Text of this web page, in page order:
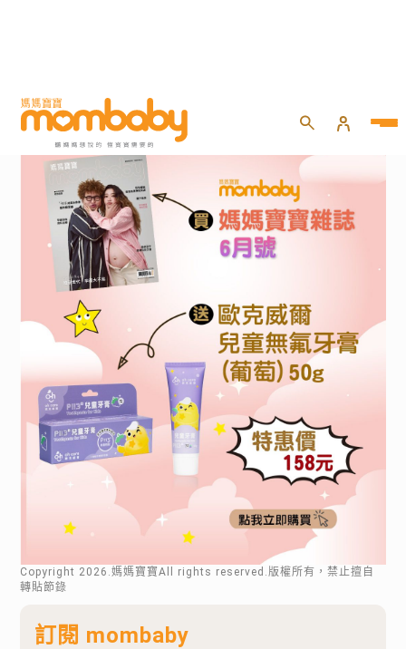
Copyright 2026 .媽媽寶寶All rights reserved.版權所有，禁止擅自
轉貼節錄
訂閱 mombaby